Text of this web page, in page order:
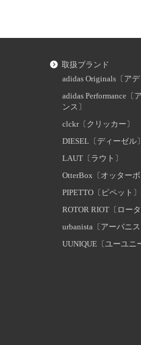
取扱ブランド
adidas Originals〔ア
adidas Performance〔
ンス〕
clckr〔クリッカー〕
DIESEL〔ディーゼル〕
LAUT〔ラウト〕
OtterBox〔オッターボ
PIPETTO〔ピペット〕
ROTOR RIOT〔ロー
urbanista〔アーバニス
UUNIQUE〔ユーユニ